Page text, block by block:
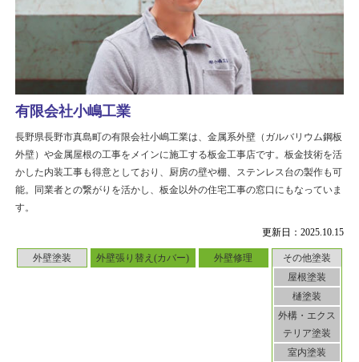
更新日：2025.10.15
外壁塗装 外壁張り替え(カバー) 外壁修理
その他塗装
屋根塗装
樋塗装
外構・エクス
テリア塗装
室内塗装
有限会社小嶋工業
長野県長野市真島町の有限会社小嶋工業は、金属系外壁（ガルバリウム鋼板
外壁）や金属屋根の工事をメインに施工する板金工事店です。板金技術を活
かした内装工事も得意としており、厨房の壁や棚、ステンレス台の製作も可
能。同業者との繋がりを活かし、板金以外の住宅工事の窓口にもなっていま
す。